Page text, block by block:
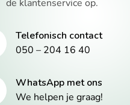
de klantenservice op.
Telefonisch contact
050 – 204 16 40
WhatsApp met ons
We helpen je graag!